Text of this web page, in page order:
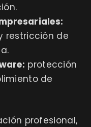
restricción de
protección
de
profesional,